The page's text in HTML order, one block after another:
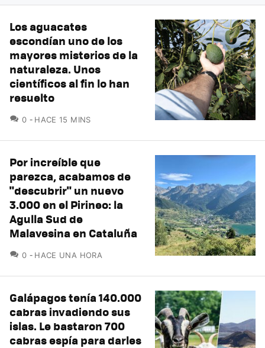
Los aguacates
escondían uno de los
mayores misterios de la
naturaleza. Unos
científicos al fin lo han
resuelto
0 COMENTARIOS
HACE 15 MINS
Por increíble que
parezca, acabamos de
"descubrir" un nuevo
3.000 en el Pirineo: la
Agulla Sud de
Malavesina en Cataluña
0 COMENTARIOS
HACE UNA HORA
Galápagos tenía 140.000
cabras invadiendo sus
islas. Le bastaron 700
cabras espía para darles